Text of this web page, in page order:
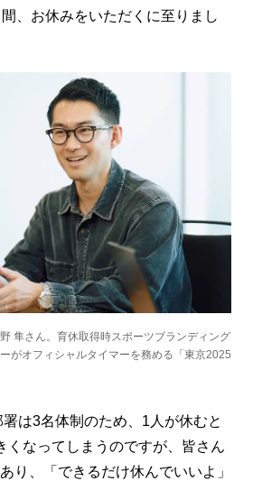
、お休みをいただくに至りまし
隼さん。育休取得時スポーツブランディング
がオフィシャルタイマーを務める「東京2025
は3名体制のため、1人が休むと
くなってしまうのですが、皆さん
り、「できるだけ休んでいいよ」